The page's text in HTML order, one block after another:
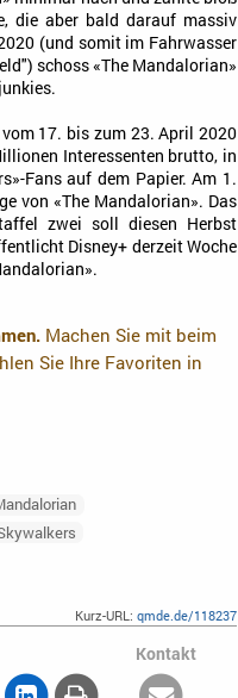
die aber bald darauf massiv
(und somit im Fahrwasser
schoss «The Mandalorian»
17. bis zum 23. April 2020
Interessenten brutto, in
Fans auf dem Papier. Am 1.
von «The Mandalorian». Das
zwei soll diesen Herbst
Disney+ derzeit Woche
Machen Sie mit beim
Sie Ihre Favoriten in
Kurz-URL:qmde.de/118237
Kontakt